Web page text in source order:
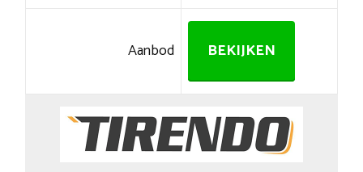
Aanbod BEKIJKEN